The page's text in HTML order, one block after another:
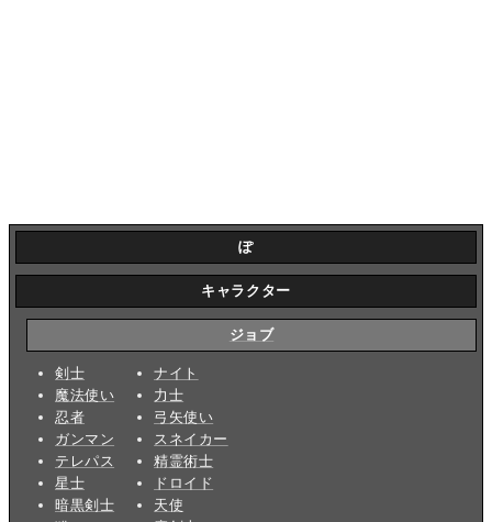
ぽ
キャラクター
ジョブ
剣士
魔法使い
忍者
ガンマン
テレパス
星士
暗黒剣士
ナイト
力士
弓矢使い
スネイカー
精霊術士
ドロイド
天使